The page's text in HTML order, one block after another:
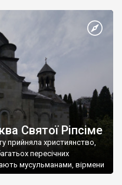
Василем-християнином.
Херсонесу Таврійського
Святої Ріпсіме
прийняла християнство,
пересічних
мусульманами, вірмени